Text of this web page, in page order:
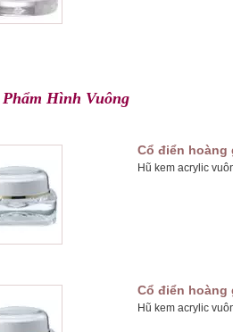
Hình Vuông
Cổ điển hoàng
Hũ kem acrylic
Cổ điển hoàng
Hũ kem acrylic